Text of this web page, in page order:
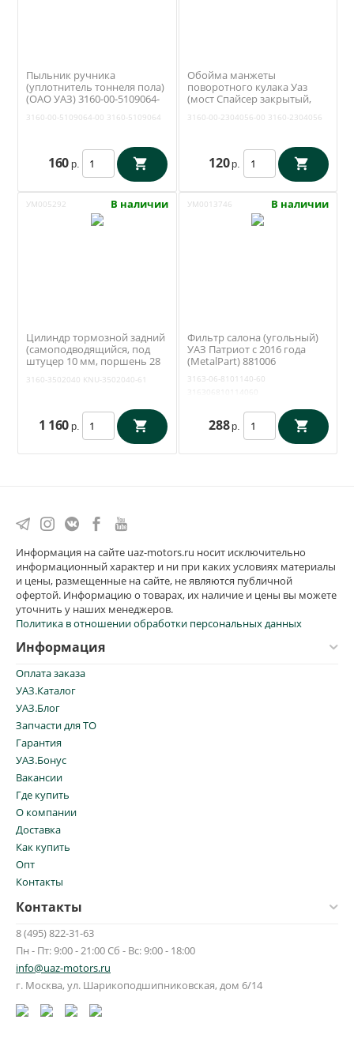
Пыльник ручника
(уплотнитель тоннеля пола)
(ОАО УАЗ) 3160-00-5109064-
3160-00-5109064-00 3160-5109064
160 р.
Обойма манжеты
поворотного кулака Уаз
(мост Спайсер закрытый,
УАЗ) 3160-00-2304056-00
3160-00-2304056-00 3160-2304056
120 р.
УМ005292 В наличии
Цилиндр тормозной задний
(самоподводящийся, под
штуцер 10 мм, поршень 28
(Tanaki) 3160-3502040
3160-3502040 KNU-3502040-61
1 160 р.
УМ0013746 В наличии
Фильтр салона (угольный)
УАЗ Патриот с 2016 года
(MetalPart) 881006
3163-06-8101140-60
288 р.
Информация на сайте uaz-motors.ru носит исключительно
информационный характер и ни при каких условиях материалы
и цены, размещенные на сайте, не являются публичной
офертой. Информацию о товарах, их наличие и цены вы можете
уточнить у наших менеджеров.
Политика в отношении обработки персональных данных
Информация
Оплата заказа
УАЗ.Каталог
УАЗ.Блог
Запчасти для ТО
Гарантия
УАЗ.Бонус
Вакансии
Где купить
О компании
Доставка
Как купить
Опт
Контакты
Контакты
8 (495) 822-31-63
Пн - Пт: 9:00 - 21:00 Сб - Вс: 9:00 - 18:00
info@uaz-motors.ru
г. Москва, ул. Шарикоподшипниковская, дом 6/14